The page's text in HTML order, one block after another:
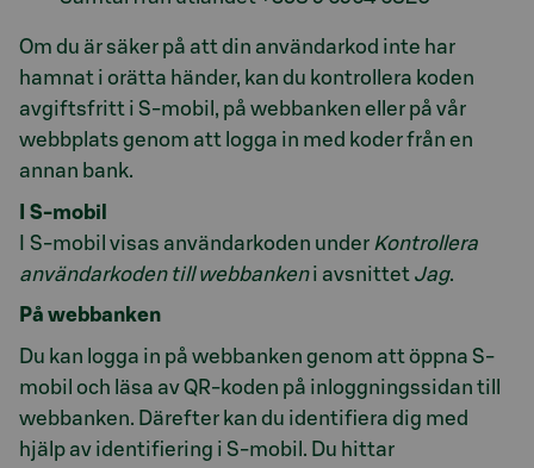
Om du är säker på att din användarkod inte har
hamnat i orätta händer, kan du kontrollera koden
avgiftsfritt i S-mobil, på webbanken eller på vår
webbplats genom att logga in med koder från en
annan bank.
I S-mobil
I S-mobil visas användarkoden under Kontrollera
användarkoden till webbankeni avsnittet Jag.
På webbanken
Du kan logga in på webbanken genom att öppna S-
mobil och läsa av QR-koden på inloggningssidan till
webbanken. Därefter kan du identifiera dig med
hjälp av identifiering i S-mobil. Du hittar